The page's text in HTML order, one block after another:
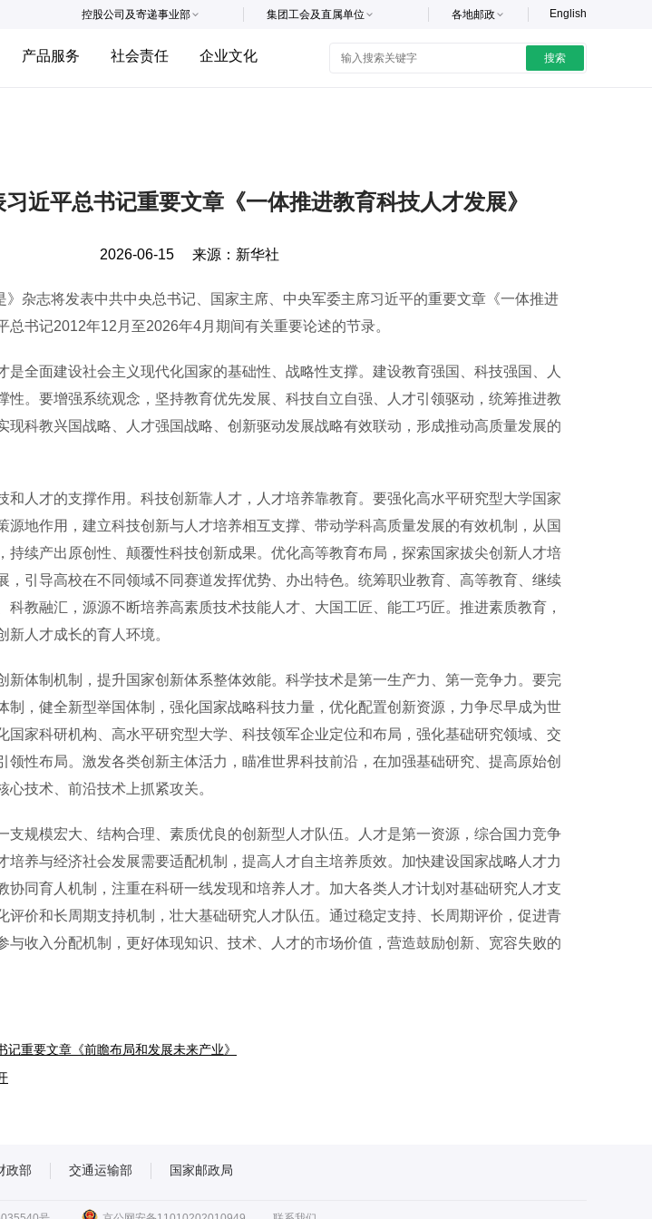
English
各地邮政
集团工会及直属单位
控股公司及寄递事业部
产品服务 社会责任 企业文化 搜索
习近平总书记重要文章《一体推进教育科技人才发展》
2026-06-15 来源： 新华社
志将发表中共中央总书记、国家主席、中央军委主席习近平的重要文章《一体推进
书记2012年12月至2026年4月期间有关重要论述的节录。
全面建设社会主义现代化国家的基础性、战略性支撑。建设教育强国、科技强国、人
性。要增强系统观念，坚持教育优先发展、科技自立自强、人才引领驱动，统筹推进教
现科教兴国战略、人才强国战略、创新驱动发展战略有效联动，形成推动高质量发展的
人才的支撑作用。科技创新靠人才，人才培养靠教育。要强化高水平研究型大学国家
源地作用，建立科技创新与人才培养相互支撑、带动学科高质量发展的有效机制，从国
持续产出原创性、颠覆性科技创新成果。优化高等教育布局，探索国家拔尖创新人才培
，引导高校在不同领域不同赛道发挥优势、办出特色。统筹职业教育、高等教育、继续
科教融汇，源源不断培养高素质技术技能人才、大国工匠、能工巧匠。推进素质教育，
人才成长的育人环境。
体制机制，提升国家创新体系整体效能。科学技术是第一生产力、第一竞争力。要完
制，健全新型举国体制，强化国家战略科技力量，优化配置创新资源，力争尽早成为世
国家科研机构、高水平研究型大学、科技领军企业定位和布局，强化基础研究领域、交
领性布局。激发各类创新主体活力，瞄准世界科技前沿，在加强基础研究、提高原始创
技术、前沿技术上抓紧攻关。
规模宏大、结构合理、素质优良的创新型人才队伍。人才是第一资源，综合国力竞争
培养与经济社会发展需要适配机制，提高人才自主培养质效。加快建设国家战略人才力
协同育人机制，注重在科研一线发现和培养人才。加大各类人才计划对基础研究人才支
评价和长周期支持机制，壮大基础研究人才队伍。通过稳定支持、长周期评价，促进青
与收入分配机制，更好体现知识、技术、人才的市场价值，营造鼓励创新、宽容失败的
记重要文章《前瞻布局和发展未来产业》
政部 交通运输部 国家邮政局